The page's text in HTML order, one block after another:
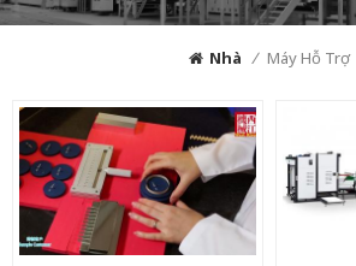
Nhà / Máy Hỗ Trợ